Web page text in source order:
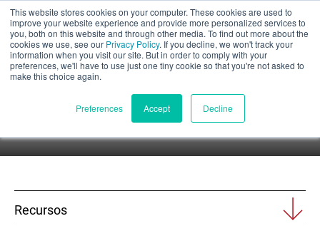
This website stores cookies on your computer. These cookies are used to
improve your website experience and provide more personalized services to
you, both on this website and through other media. To find out more about the
cookies we use, see our Privacy Policy. If you decline, we won't track your
information when you visit our site. But in order to comply with your
preferences, we'll have to use just one tiny cookie so that you're not asked to
make this choice again.
Preferences Accept Decline
Evaluación parcial
Aplicaciones
Casos prácticos
Sepa qué hemos hecho, cómo lo hemos hecho y cómo ha
ayudado a nuestros clientes a triunfar.
Recursos